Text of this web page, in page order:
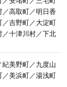
／高取町／明日香
吉野町／大淀町
／十津川村／下北
美野町／九度山
美浜町／湯浅町